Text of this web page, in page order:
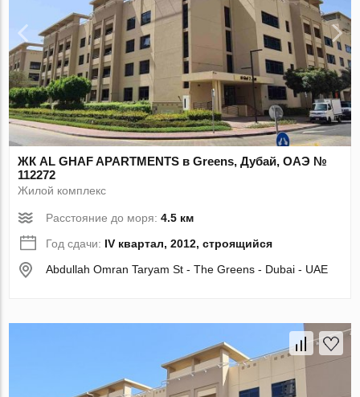
ЖК AL GHAF APARTMENTS в Greens, Дубай, ОАЭ №
112272
Жилой комплекс
Расстояние до моря:4.5 км
Год сдачи: IV квартал, 2012, строящийся
Abdullah Omran Taryam St - The Greens - Dubai - UAE